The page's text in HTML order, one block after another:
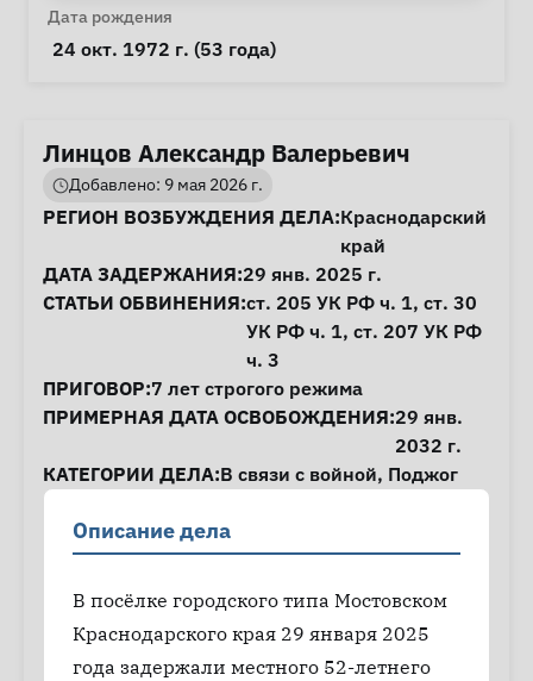
Личная информация
Дата рождения
24 окт. 1972 г. (53 года)
Линцов Александр Валерьевич
Добавлено: 9 мая 2026 г.
Информация о деле
РЕГИОН ВОЗБУЖДЕНИЯ ДЕЛА:Краснодарский
край
ДАТА ЗАДЕРЖАНИЯ:29 янв. 2025 г.
СТАТЬИ ОБВИНЕНИЯ:ст. 205 УК РФ ч. 1, ст. 30
УК РФ ч. 1, ст. 207 УК РФ
ч. 3
ПРИГОВОР:7 лет строгого режима
ПРИМЕРНАЯ ДАТА ОСВОБОЖДЕНИЯ:29 янв.
2032 г.
КАТЕГОРИИ ДЕЛА:В связи с войной, Поджог
Описание дела
В посёлке городского типа Мостовском
Краснодарского края 29 января 2025
года задержали местного 52-летнего